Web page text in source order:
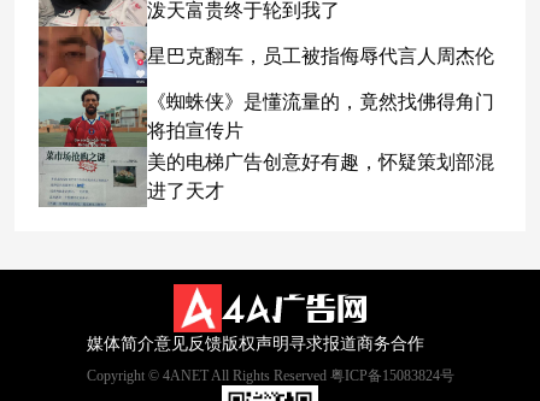
泼天富贵终于轮到我了
星巴克翻车，员工被指侮辱代言人周杰伦
《蜘蛛侠》是懂流量的，竟然找佛得角门
将拍宣传片
美的电梯广告创意好有趣，怀疑策划部混
进了天才
媒体简介意见反馈版权声明寻求报道商务合作
Copyright © 4ANET All Rights Reserved 粤ICP备15083824号